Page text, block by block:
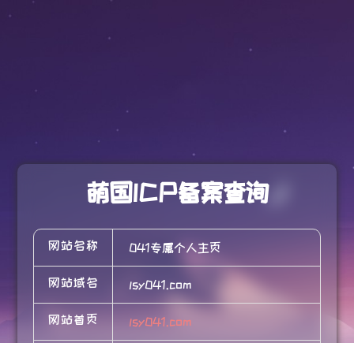
萌国ICP备案查询
网站名称 041专属个人主页
网站域名 lsy041.com
网站首页 lsy041.com